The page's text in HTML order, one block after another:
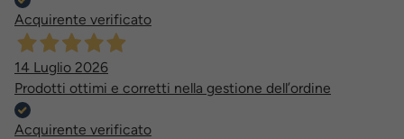
Acquirente verificato
14 Luglio 2026
Prodotti ottimi e corretti nella gestione dell’ordine
Acquirente verificato